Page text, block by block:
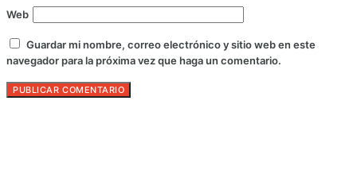
Web
Guardar mi nombre, correo electrónico y sitio web en este
navegador para la próxima vez que haga un comentario.